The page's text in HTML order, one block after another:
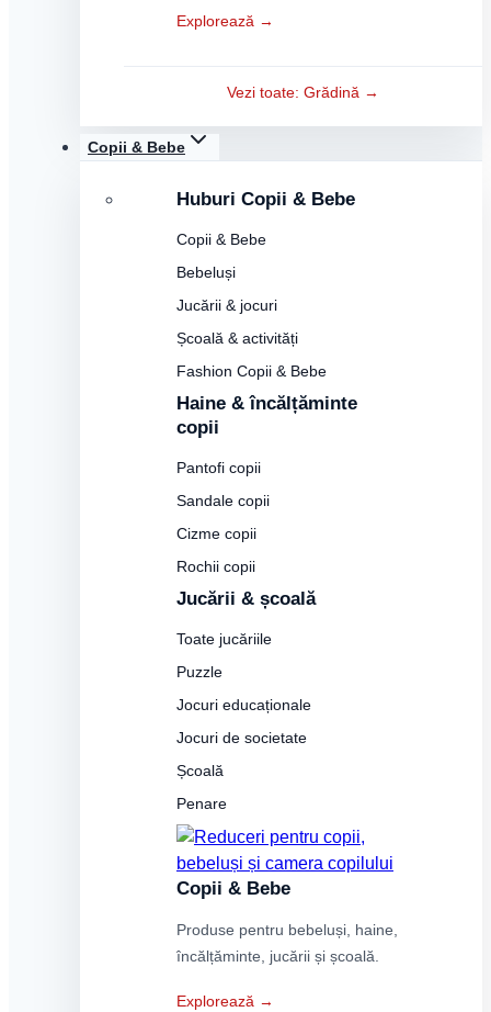
Explorează →
Vezi toate: Grădină →
Copii & Bebe
Huburi Copii & Bebe
Copii & Bebe
Bebeluși
Jucării & jocuri
Școală & activități
Fashion Copii & Bebe
Haine & încălțăminte
copii
Pantofi copii
Sandale copii
Cizme copii
Rochii copii
Jucării & școală
Toate jucăriile
Puzzle
Jocuri educaționale
Jocuri de societate
Școală
Penare
Copii & Bebe
Produse pentru bebeluși, haine,
încălțăminte, jucării și școală.
Explorează →